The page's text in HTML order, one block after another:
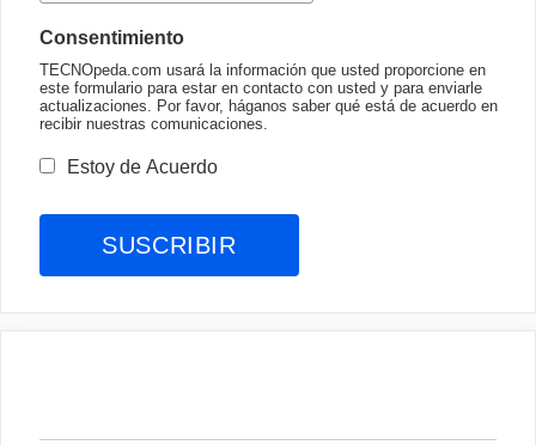
Consentimiento
TECNOpeda.com usará la información que usted proporcione en
este formulario para estar en contacto con usted y para enviarle
actualizaciones. Por favor, háganos saber qué está de acuerdo en
recibir nuestras comunicaciones.
Estoy de Acuerdo